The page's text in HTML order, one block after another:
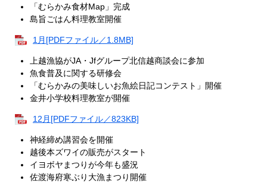
「むらかみ食材Map」完成
島旨ごはん料理教室開催
1月[PDFファイル／1.8MB]
上越漁協がJA・Jfグループ北信越商談会に参加
魚食普及に関する研修会
「むらかみの美味しいお魚絵日記コンテスト」開催
金井小学校料理教室が開催
12月[PDFファイル／823KB]
神経締め講習会を開催
越後本ズワイの販売がスタート
イヨボヤまつりが今年も盛況
佐渡海府寒ぶり大漁まつり開催